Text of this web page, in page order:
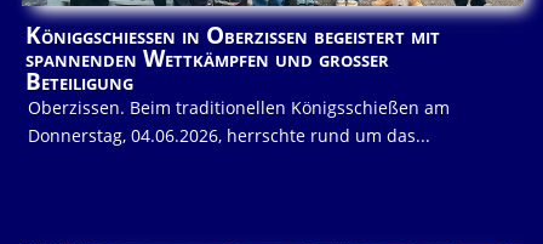
Königgschießen in Oberzissen begeistert mit
spannenden Wettkämpfen und großer
Beteiligung
Oberzissen. Beim traditionellen Königsschießen am
Donnerstag, 04.06.2026, herrschte rund um das...